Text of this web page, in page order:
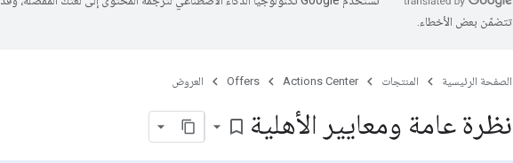
تتضمّن بعض الأخطاء.
الصفحة الرئيسية المنتجات Actions Center
Offers العروض
نظرة عامة ومعايير الأهلية bookmark_border